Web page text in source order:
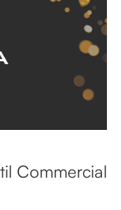
Commercial